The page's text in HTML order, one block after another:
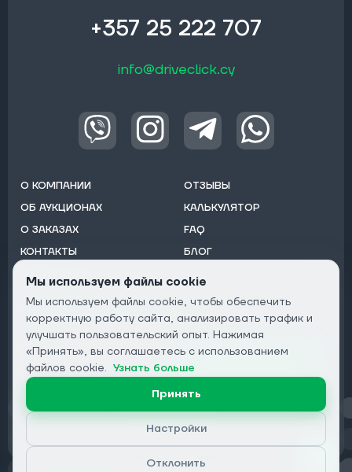
+357 25 222 707
info@driveclick.cy
О КОМПАНИИ
ОБ АУКЦИОНАХ
О ЗАКАЗАХ
КОНТАКТЫ
ОТЗЫВЫ
КАЛЬКУЛЯТОР
FAQ
БЛОГ
Подписаться на рассылку:
Email
Конфиденциальность
Мы используем файлы cookie
Мы используем файлы cookie, чтобы обеспечить
корректную работу сайта, анализировать трафик и
улучшать пользовательский опыт. Нажимая
«Принять», вы соглашаетесь с использованием
файлов cookie. Узнать больше
Принять
Настройки
Отклонить